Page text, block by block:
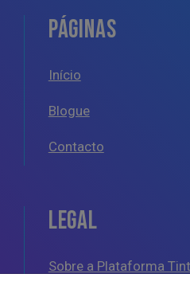
PÁGINAS
Início
Blogue
Contacto
LEGAL
Sobre a Plataforma